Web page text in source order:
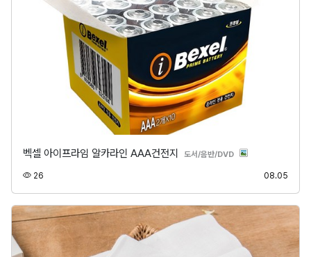
벡셀 아이프라임 알카라인 AAA건전지 도서/음반/DVD분류
26 08.05